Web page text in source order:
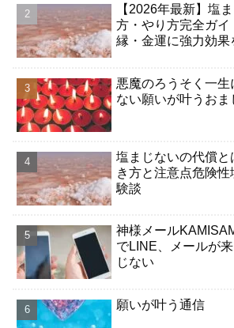
【2026年最新】塩
方・やり方完全ガイ
縁・金運に強力効果
悪魔のろうそく一生
ない願いが叶うおま
塩まじないの代償
き方と注意点危険
験談
神様メール
でLINE、メールが
じない
願いが叶う通信